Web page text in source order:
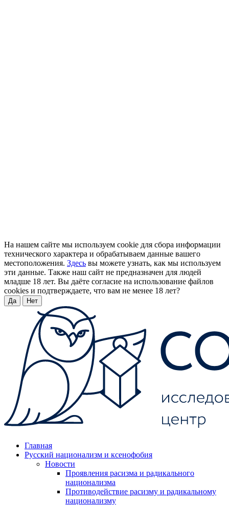
На нашем сайте мы используем cookie для сбора информации
технического характера и обрабатываем данные вашего
местоположения. Здесь вы можете узнать, как мы используем
эти данные. Также наш сайт не предназначен для людей
младше 18 лет. Вы даёте согласие на использование файлов
cookies и подтверждаете, что вам не менее 18 лет?
Да Нет
Главная
Русский национализм и ксенофобия
Новости
Проявления расизма и радикального
национализма
Противодействие расизму и радикальному
национализму